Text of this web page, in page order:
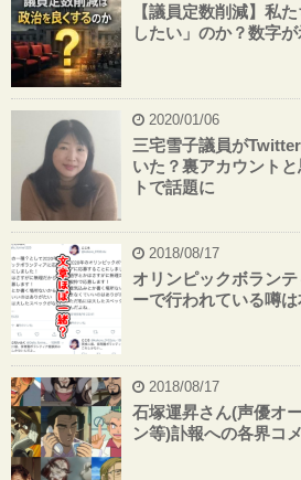
【議員定数削減】私
したい」のか？数字
2020/01/06
三宅雪子議員が
いた？裏アカウント
トで話題に
2018/08/17
オリンピックボラン
ーで行われている噂
2018/08/17
石塚運昇さん(声優オ
ン等)訃報への各界コ